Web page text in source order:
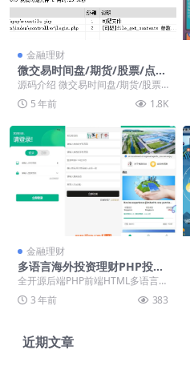
金融理财
微交易时间盘/期货/股票/点位
盘/外汇贵金属交易平台源码
源码介绍 微交易时间盘/期货/股票/
点位盘/外汇贵金属交易平台源码，
自行研究。 ...
5 年前 1.8K
金融理财
多语言海外投资理财PHP投资
源码海外环保项目投资源码下
载
全开源后端PHP前端HTML多语言源
码。 可二开，源码看着挺不错的运
行也很流畅
3 年前 383
近期文章